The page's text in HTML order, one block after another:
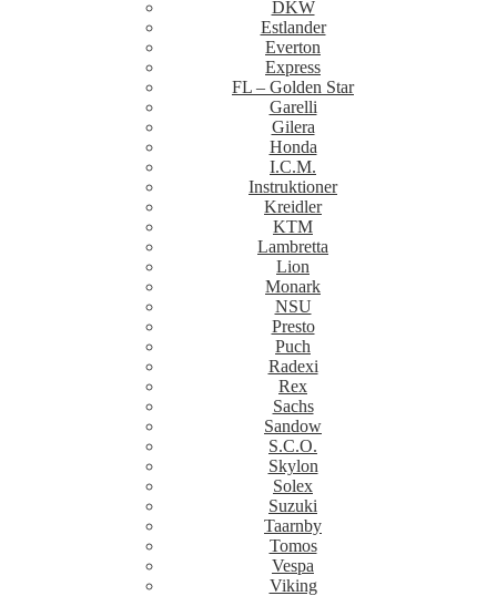
DKW
Estlander
Everton
Express
FL – Golden Star
Garelli
Gilera
Honda
I.C.M.
Instruktioner
Kreidler
KTM
Lambretta
Lion
Monark
NSU
Presto
Puch
Radexi
Rex
Sachs
Sandow
S.C.O.
Skylon
Solex
Suzuki
Taarnby
Tomos
Vespa
Viking